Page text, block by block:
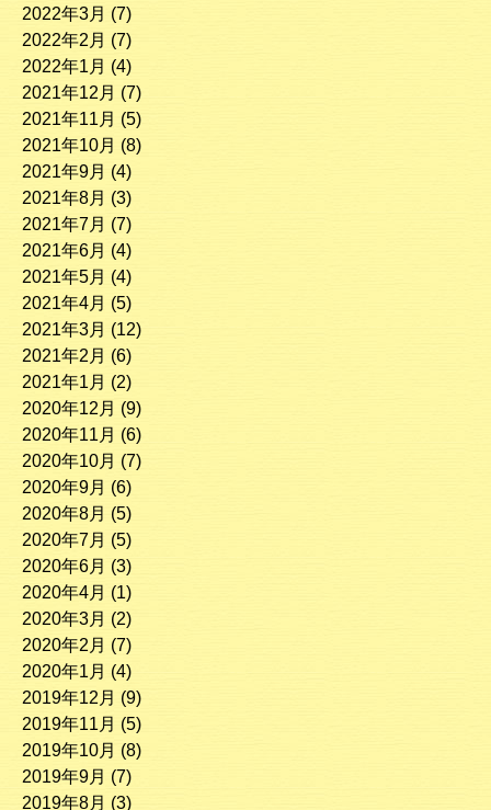
2022年3月 (7)
2022年2月 (7)
2022年1月 (4)
2021年12月 (7)
2021年11月 (5)
2021年10月 (8)
2021年9月 (4)
2021年8月 (3)
2021年7月 (7)
2021年6月 (4)
2021年5月 (4)
2021年4月 (5)
2021年3月 (12)
2021年2月 (6)
2021年1月 (2)
2020年12月 (9)
2020年11月 (6)
2020年10月 (7)
2020年9月 (6)
2020年8月 (5)
2020年7月 (5)
2020年6月 (3)
2020年4月 (1)
2020年3月 (2)
2020年2月 (7)
2020年1月 (4)
2019年12月 (9)
2019年11月 (5)
2019年10月 (8)
2019年9月 (7)
2019年8月 (3)